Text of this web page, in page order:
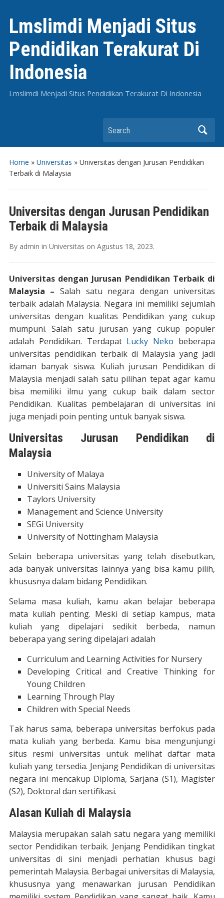
Lmslimdi Menjadi Situs
Pendidikan Terakurat Di
Indonesia
Lmslimdi Menjadi Situs Pendidikan Terakurat Di Indonesia
Search
Home » Universitas » Universitas dengan Jurusan Pendidikan
Terbaik di Malaysia
Universitas dengan Jurusan Pendidikan
Terbaik di Malaysia
By admin in Universitas on Agustus 18, 2023.
Universitas dengan Jurusan Pendidikan Terbaik di
Malaysia – Salah satu negara dengan universitas
terbaik adalah Malaysia. Negara ini memiliki sejumlah
universitas dengan kualitas Pendidikan yang cukup
mumpuni. Salah satu jurusan yang cukup populer
adalah Pendidikan. Terdapat Lucky Neko beberapa
universitas pendidikan terbaik di Malaysia yang jadi
idaman banyak siswa. Kuliah jurusan Pendidikan di
Malaysia menjadi salah satu pilihan tepat agar kamu
bisa memiliki ilmu yang cukup baik dalam sector
Pendidikan. Kualitas pembelajaran di universitas ini
juga menjadi poin penting untuk banyak siswa.
Universitas Jurusan Pendidikan di
Malaysia
University of Malaya
Universiti Sains Malaysia
Taylors University
Management and Science University
SEGi University
University of Nottingham Malaysia
Selain beberapa universitas yang telah disebutkan,
ada banyak universitas lainnya yang bisa kamu pilih,
khususnya dalam bidang Pendidikan.
Selama masa kuliah, kamu akan belajar beberapa
mata kuliah penting. Meski di setiap kampus, mata
kuliah yang dipelajari sedikit berbeda, namun
beberapa yang sering dipelajari adalah
Curriculum and Learning Activities for Nursery
Developing Critical and Creative Thinking for
Young Children
Learning Through Play
Children with Special Needs
Tak harus sama, beberapa universitas berfokus pada
mata kuliah yang berbeda. Kamu bisa mengunjungi
situs resmi universitas untuk melihat daftar mata
kuliah yang tersedia. Jenjang Pendidikan di universitas
negara ini mencakup Diploma, Sarjana (S1), Magister
(S2), Doktoral dan sertifikasi.
Alasan Kuliah di Malaysia
Malaysia merupakan salah satu negara yang memiliki
sector Pendidikan terbaik. Jenjang Pendidikan tingkat
universitas di sini menjadi perhatian khusus bagi
pemerintah Malaysia. Berbagai universitas di Malaysia,
khususnya yang menawarkan jurusan Pendidikan